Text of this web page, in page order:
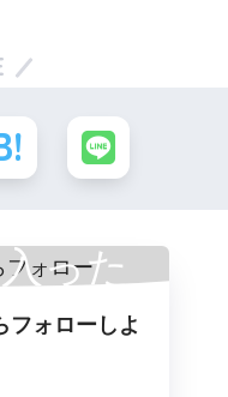
った
ー
フォローしよ